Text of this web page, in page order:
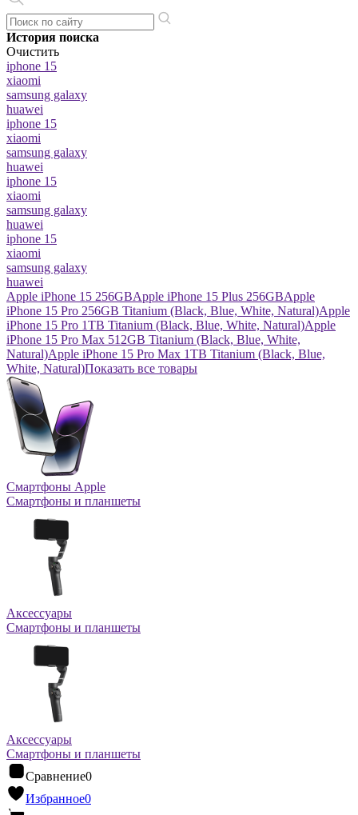
История поиска
Очистить
iphone 15
xiaomi
samsung galaxy
huawei
iphone 15
xiaomi
samsung galaxy
huawei
iphone 15
xiaomi
samsung galaxy
huawei
iphone 15
xiaomi
samsung galaxy
huawei
Apple iPhone 15 256GBApple iPhone 15 Plus 256GBApple
iPhone 15 Pro 256GB Titanium (Black, Blue, White, Natural)Apple
iPhone 15 Pro 1TB Titanium (Black, Blue, White, Natural)Apple
iPhone 15 Pro Max 512GB Titanium (Black, Blue, White,
Natural)Apple iPhone 15 Pro Max 1TB Titanium (Black, Blue,
White, Natural)Показать все товары
Смартфоны Apple
Смартфоны и планшеты
Аксессуары
Смартфоны и планшеты
Аксессуары
Смартфоны и планшеты
Сравнение0
Избранное0